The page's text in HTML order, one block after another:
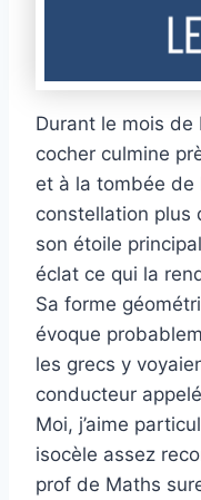
Durant le mois de
cocher culmine
et à la tombée de
constellation plus
son étoile
éclat ce qui la
Sa forme
évoque
les grecs y
conducteur
Moi, j’aime
isocèle assez
prof de Maths